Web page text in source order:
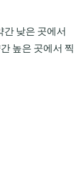
간 낮은 곳에서
높은 곳에서 찍